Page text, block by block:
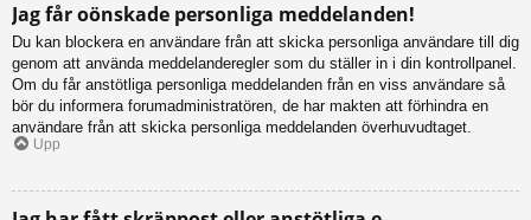
Jag får oönskade personliga meddelanden!
Du kan blockera en användare från att skicka personliga användare till dig
genom att använda meddelanderegler som du ställer in i din kontrollpanel.
Om du får anstötliga personliga meddelanden från en viss användare så
bör du informera forumadministratören, de har makten att förhindra en
användare från att skicka personliga meddelanden överhuvudtaget.
Upp